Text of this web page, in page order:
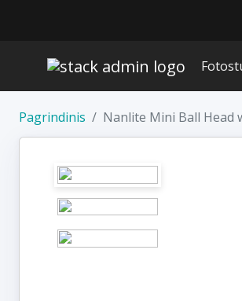
Pagrindinis Nanlite Mini Ball Head